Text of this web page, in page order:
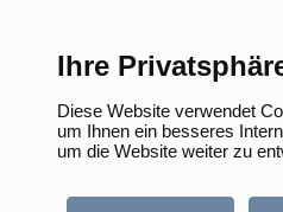
Ihre
Diese Website verwendet
um Ihnen ein besseres
um die Website weiter zu